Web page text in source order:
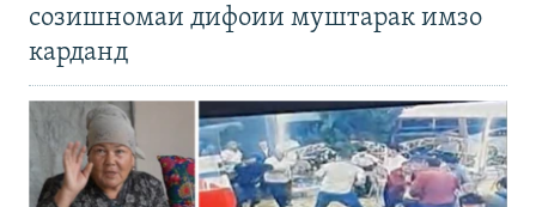
созишномаи дифоии муштарак имзо
карданд